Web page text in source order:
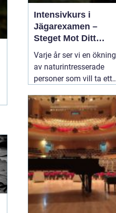
Intensivkurs i
Jägarexamen –
Steget Mot Ditt
Jägarliv
Varje år ser vi en ökning
av naturintresserade
personer som vill ta ett
fantastiska upplevelser
som jakt erbjuder. En
viktig del i detta är22
augusti 2024